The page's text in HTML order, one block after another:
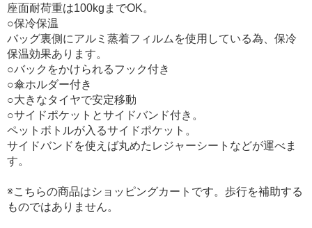
座面耐荷重は100kgまでOK。
○保冷保温
バッグ裏側にアルミ蒸着フィルムを使用している為、保冷
保温効果あります。
○バックをかけられるフック付き
○傘ホルダー付き
○大きなタイヤで安定移動
○サイドポケットとサイドバンド付き。
ペットボトルが入るサイドポケット。
サイドバンドを使えば丸めたレジャーシートなどが運べま
す。
※こちらの商品はショッピングカートです。歩行を補助する
ものではありません。